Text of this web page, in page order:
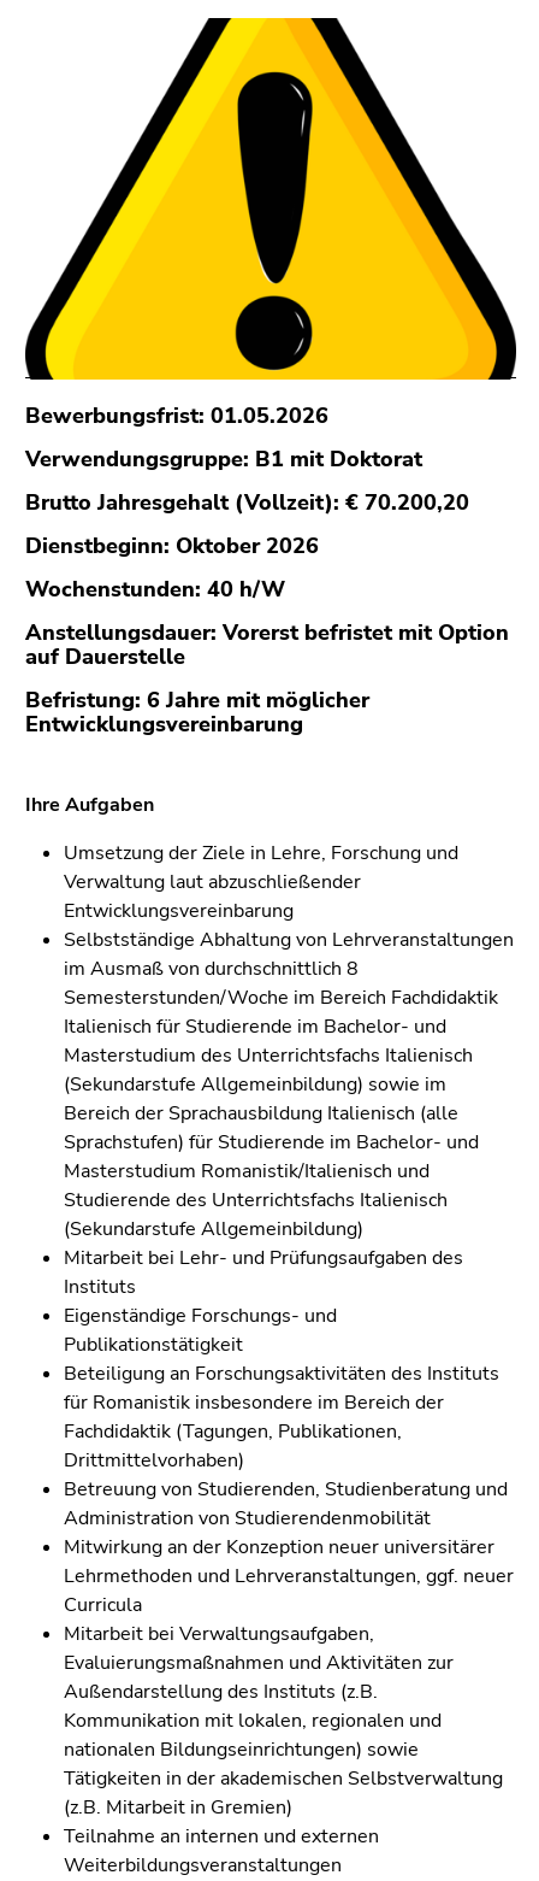
(Zugriffstaste
Positionsanzeige
(Zugriffstaste
2)
Zur
Hauptnavigation
(Zugriffstaste
Zu
den
Zusatzinformationen
(Zugriffstaste
5)
den
Seiteneinstellungen
(Benutzer/Sprache)
(Zugriffstaste
Suche
Bewerbungsfrist: 01.05.2026
Verwendungsgruppe: B1 mit Doktorat
Brutto Jahresgehalt (Vollzeit): € 70.200,20
Dienstbeginn: Oktober 2026
Wochenstunden: 40 h/W
Anstellungsdauer: Vorerst befristet mit Option
auf Dauerstelle
Befristung: 6 Jahre mit möglicher
Entwicklungsvereinbarung
Ihre Aufgaben
Umsetzung der Ziele in Lehre, Forschung und
Verwaltung laut abzuschließender
Entwicklungsvereinbarung
Selbstständige Abhaltung von Lehrveranstaltungen
im Ausmaß von durchschnittlich 8
Semesterstunden/Woche im Bereich Fachdidaktik
Italienisch für Studierende im Bachelor- und
Masterstudium des Unterrichtsfachs Italienisch
(Sekundarstufe Allgemeinbildung) sowie im
Bereich der Sprachausbildung Italienisch (alle
Sprachstufen) für Studierende im Bachelor- und
Masterstudium Romanistik/Italienisch und
Studierende des Unterrichtsfachs Italienisch
(Sekundarstufe Allgemeinbildung)
Mitarbeit bei Lehr- und Prüfungsaufgaben des
Instituts
Eigenständige Forschungs- und
Publikationstätigkeit
Beteiligung an Forschungsaktivitäten des Instituts
für Romanistik insbesondere im Bereich der
Fachdidaktik (Tagungen, Publikationen,
Drittmittelvorhaben)
Betreuung von Studierenden, Studienberatung und
Administration von Studierendenmobilität
Mitwirkung an der Konzeption neuer universitärer
Lehrmethoden und Lehrveranstaltungen, ggf. neuer
Curricula
Mitarbeit bei Verwaltungsaufgaben,
Evaluierungsmaßnahmen und Aktivitäten zur
Außendarstellung des Instituts (z.B.
Kommunikation mit lokalen, regionalen und
nationalen Bildungseinrichtungen) sowie
Tätigkeiten in der akademischen Selbstverwaltung
(z.B. Mitarbeit in Gremien)
Teilnahme an internen und externen
Weiterbildungsveranstaltungen